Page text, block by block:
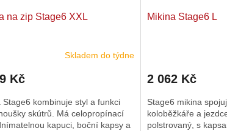
na zip Stage6 XXL
Skladem do týdne
Kč
Stage6 kombinuje styl a funkci
skútrů. Má celopropínací
kapuci, boční kapsy a
Mikina Stage6 L
2 062 Kč
Stage6 mikina
koloběžkáře a
polstrovaný, s